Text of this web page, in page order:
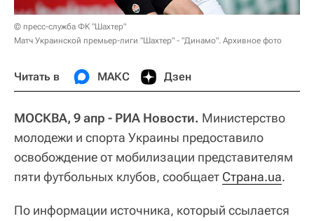
© пресс-служба ФК "Шахтер"
Матч Украинской премьер-лиги "Шахтер" - "Динамо". Архивное фото
Читать в МАКС Дзен
МОСКВА, 9 апр - РИА Новости. Министерство
молодежи и спорта Украины предоставило
освобождение от мобилизации представителям
пяти футбольных клубов, сообщает Страна.ua.
По информации источника, который ссылается